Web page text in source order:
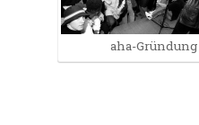
aha-Gründung